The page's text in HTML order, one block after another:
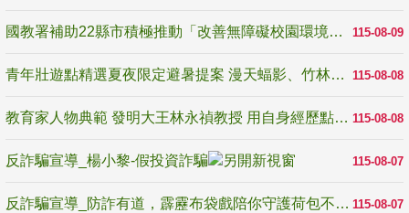
115-08-09
國教署補助22縣市積極推動「改善無障礙校園環境計畫」 打造友善、安全、無礙學習空間
115-08-08
青年壯遊點精選夏夜限定避暑提案 漫天蝠影、竹林尋蛙、茶香夜觀 邀青年暮色出發
115-08-08
教育家人物典範 發明大王林永禎教授 用自身經歷點亮學生的路
115-08-07
反詐騙宣導_楊小黎-假投資詐騙
115-08-07
反詐騙宣導_防詐有道，霹靂布袋戲陪你守護荷包不受騙